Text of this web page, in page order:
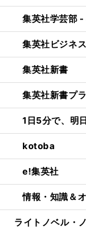
集英社学芸部
集英社ビジネ
集英社新書
集英社新書プ
1日5分で、明
kotoba
e!集英社
情報・知識＆
ライトノベル・